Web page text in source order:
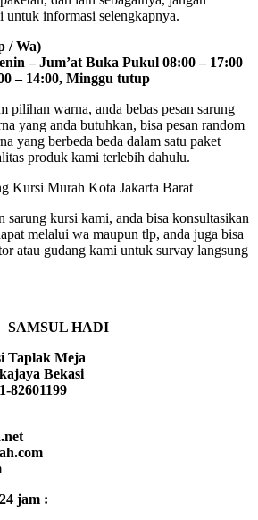
untuk informasi selengkapnya.
/ Wa)
– Jum’at Buka Pukul 08:00 – 17:00
– 14:00, Minggu tutup
pilihan warna, anda bebas pesan sarung
yang anda butuhkan, bisa pesan random
yang berbeda beda dalam satu paket
produk kami terlebih dahulu.
sarung kursi kami, anda bisa konsultasikan
melalui wa maupun tlp, anda juga bisa
atau gudang kami untuk survay langsung
SAMSUL HADI
Taplak Meja
Bekasi
82601199
jam :